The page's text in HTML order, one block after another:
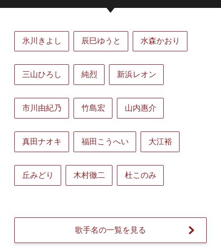
氷川きよし 辰巳ゆうと 水森かおり
三山ひろし 純烈 新浜レオン
市川由紀乃 竹島宏 山内惠介
真田ナオキ 福田こうへい 大江裕
丘みどり 木村徹二 杜このみ
歌手名の一覧を見る